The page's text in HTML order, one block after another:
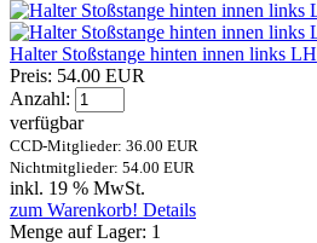
Halter Stoßstange hinten innen links LH
Preis: 54.00 EUR
Anzahl:
verfügbar
CCD-Mitglieder: 36.00 EUR
Nichtmitglieder: 54.00 EUR
inkl. 19 % MwSt.
zum Warenkorb! Details
Menge auf Lager: 1